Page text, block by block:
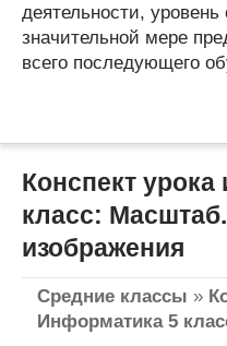
деятельности,
значительной мере
всего последующего
Конспект
класс:
изображения
Средние классы »
Информатика 5